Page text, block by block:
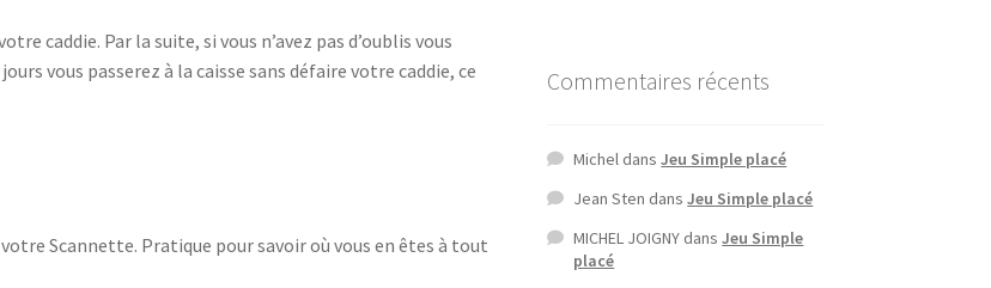
caddie. Par la suite, si vous n’avez pas d’oublis vous
vous passerez à la caisse sans défaire votre caddie, ce
Scannette. Pratique pour savoir où vous en êtes à tout
Commentaires récents
Michel dansJeu Simple placé
Jean Sten dansJeu Simple placé
MICHEL JOIGNY dansJeu Simple
placé